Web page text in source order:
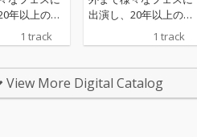
年以上のキ
で、様々な
フィーチャ
を含め、日
ヘッズで
1 track
出演し、20年以上のキ
ャリアの中で、様々な
ラッパーとフィーチャ
e Dust Clubを含め、日
本のHIPHOPヘッズで
1 track
View More Digital Catalog